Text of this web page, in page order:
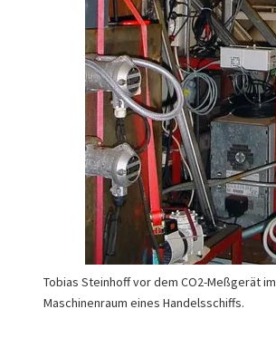
Tobias Steinhoff vor dem CO2-Meßgerät im
Maschinenraum eines Handelsschiffs.